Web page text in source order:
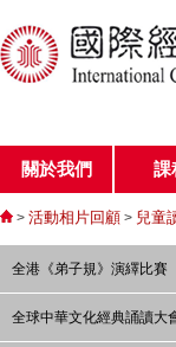
關於我們 課
> 活動相片回顧 > 兒童
全港《弟子規》演繹比賽
全球中華文化經典誦讀大